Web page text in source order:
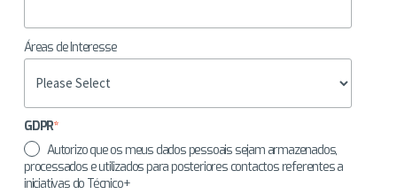
Áreas de Interesse
GDPR*
Autorizo que os meus dados pessoais sejam armazenados,
processados e utilizados para posteriores contactos referentes a
iniciativas do Técnico+